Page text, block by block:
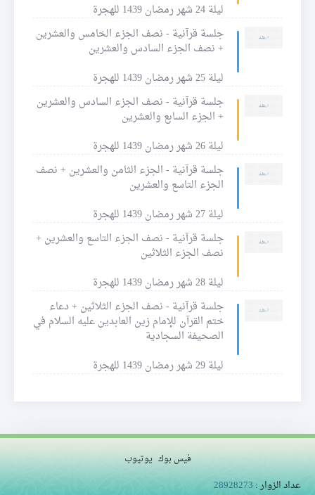
ليلة 24 شهر رمضان 1439 للهجرة
جلسة قرآنية - نصف الجزء الخامس والعشرين
+ نصف الجزء السادس والعشرين
ليلة 25 شهر رمضان 1439 للهجرة
جلسة قرآنية - نصف الجزء السادس والعشرين
+ الجزء السابع والعشرين
ليلة 26 شهر رمضان 1439 للهجرة
جلسة قرآنية - الجزء الثامن والعشرين + نصف
الجزء التاسع والعشرين
ليلة 27 شهر رمضان 1439 للهجرة
جلسة قرآنية - نصف الجزء التاسع والعشرين +
نصف الجزء الثلاثين
ليلة 28 شهر رمضان 1439 للهجرة
جلسة قرآنية - نصف الجزء الثلاثين + دعاء
ختم القرآن للإمام زين العابدين عليه السلام في
الصحيفة السجادية
ليلة 29 شهر رمضان 1439 للهجرة
فيس بوك يوتيوب
عداد الزوار :28928273